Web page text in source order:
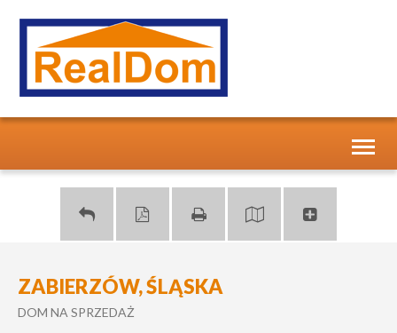
ZABIERZÓW, ŚLĄSKA
DOM NA SPRZEDAŻ